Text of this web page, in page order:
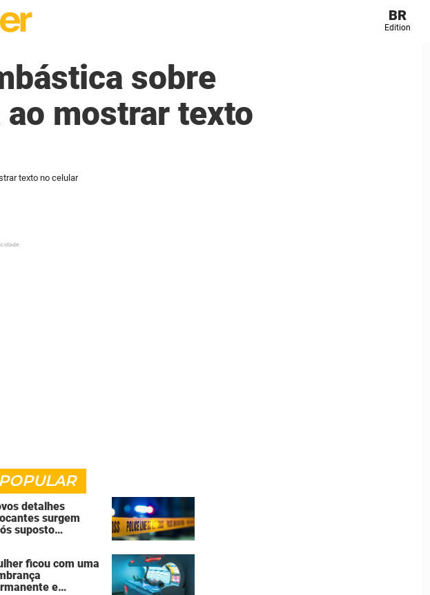
BR
Edition
sobre
mostrar texto
texto no celular
POPULAR
detalhes
surgem
suposto
homem que matou
de 7 pessoas
ficou com uma
e